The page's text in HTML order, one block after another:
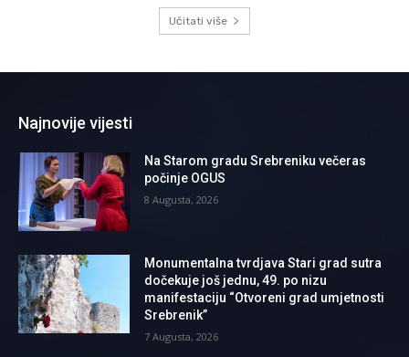
Učitati više
Najnovije vijesti
Na Starom gradu Srebreniku večeras
počinje OGUS
8 Augusta, 2026
Monumentalna tvrdjava Stari grad sutra
dočekuje još jednu, 49. po nizu
manifestaciju “Otvoreni grad umjetnosti
Srebrenik”
7 Augusta, 2026